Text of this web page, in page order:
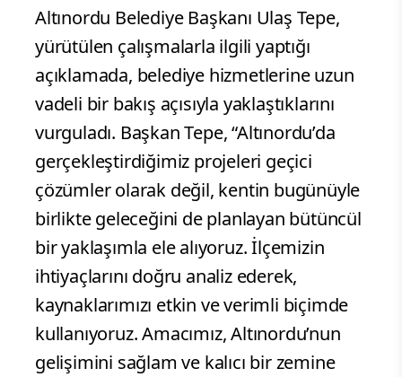
Altınordu Belediye Başkanı Ulaş Tepe,
yürütülen çalışmalarla ilgili yaptığı
açıklamada, belediye hizmetlerine uzun
vadeli bir bakış açısıyla yaklaştıklarını
vurguladı. Başkan Tepe, “Altınordu’da
gerçekleştirdiğimiz projeleri geçici
çözümler olarak değil, kentin bugünüyle
birlikte geleceğini de planlayan bütüncül
bir yaklaşımla ele alıyoruz. İlçemizin
ihtiyaçlarını doğru analiz ederek,
kaynaklarımızı etkin ve verimli biçimde
kullanıyoruz. Amacımız, Altınordu’nun
gelişimini sağlam ve kalıcı bir zemine